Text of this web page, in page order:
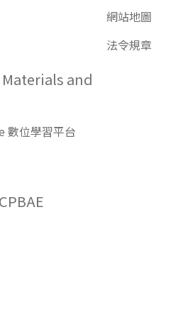
and
數位學習平台
網站地圖
法令規章